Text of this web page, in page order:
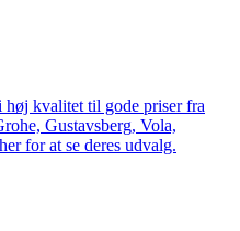
kvalitet til gode priser fra
Gustavsberg, Vola,
for at se deres udvalg.